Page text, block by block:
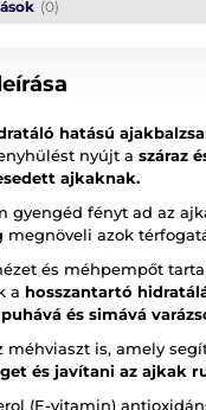
(0)
hatású
nyújt a száraz
ajkaknak.
gyengéd fényt ad az
megnöveli azok
és méhpempőt
a hosszantartó
és simává
méhviaszt is, amely
és javítani az ajkak
(E-vitamin)